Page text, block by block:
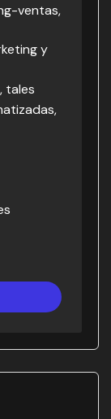
ventas,
y
tales